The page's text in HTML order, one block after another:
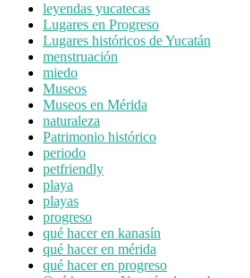
leyendas yucatecas
Lugares en Progreso
Lugares históricos de Yucatán
menstruación
miedo
Museos
Museos en Mérida
naturaleza
Patrimonio histórico
periodo
petfriendly
playa
playas
progreso
qué hacer en kanasín
qué hacer en mérida
qué hacer en progreso